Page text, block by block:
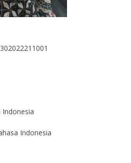
Indonesia
Indonesia